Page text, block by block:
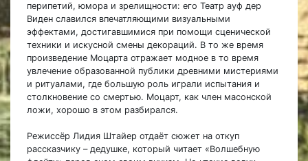
перипетий, юмора и зрелищности: его Театр ауф дер
Виден славился впечатляющими визуальными
эффектами, достигавшимися при помощи сценической
техники и искусной смены декораций. В то же время
произведение Моцарта отражает модное в то время
увлечение образованной публики древними мистериями
и ритуалами, где большую роль играли испытания и
столкновение со смертью. Моцарт, как член масонской
ложи, хорошо в этом разбирался.
Режиссёр Лидия Штайер отдаёт сюжет на откуп
рассказчику – дедушке, который читает «Волшебную